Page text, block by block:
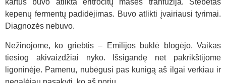
kartus buvo atlikta eritrocitų masės tranfuzija. Stebėtas
kepenų fermentų padidėjimas. Buvo atlikti įvairiausi tyrimai.
Diagnozės nebuvo.
Nežinojome, ko griebtis – Emilijos būklė blogėjo. Vaikas
tiesiog akivaizdžiai nyko. Išsigandę net pakrikštijome
ligoninėje. Pamenu, nubėgusi pas kunigą aš ilgai verkiau ir